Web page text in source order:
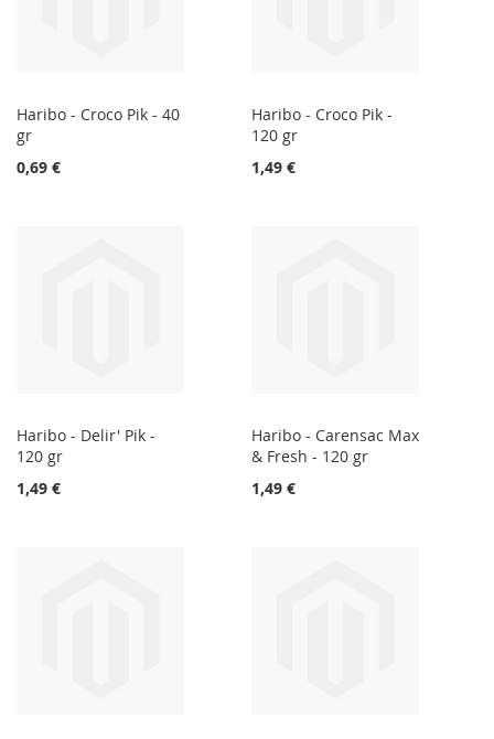
Haribo - Croco Pik - 40
gr
0,69 €
Haribo - Croco Pik -
120 gr
1,49 €
Haribo - Delir' Pik -
120 gr
1,49 €
Haribo - Carensac Max
& Fresh - 120 gr
1,49 €